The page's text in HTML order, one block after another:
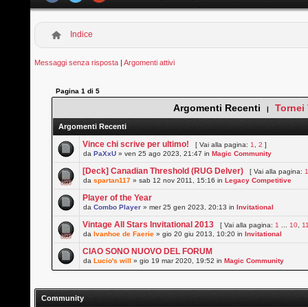
Indice
Messaggi senza risposta |Argomenti attivi
Pagina1 di5
Argomenti Recenti | Tornei
Argomenti Recenti
Vince chi scrive per ultimo! [ Vai alla pagina: 1 ,2 ]
daPaXxU » ven 25 ago 2023, 21:47 inMagic Community
[Deck] Canadian Threshold (RUG Delver) [ Vai alla pagina:
daspartan117 » sab 12 nov 2011, 15:16 inLegacy Competitive
Player of the Year
daCombo Player » mer 25 gen 2023, 20:13 inInvitational
Vintage All Stars Invitational 2013 [ Vai alla pagina: 1 10
daIvanhoe de Faerie » gio 20 giu 2013, 10:20 inInvitational
CIAO SONO NUOVO DEL FORUM
daLucio's will » gio 19 mar 2020, 19:52 inMagic Community
Community